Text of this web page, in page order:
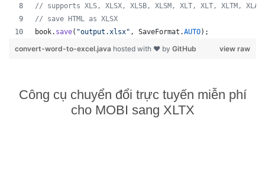
// supports XLS, XLSX, XLSB, XLSM, XLT, XLT, XLTM,
// save HTML as XLSX
book. save( "output.xlsx" , SaveFormat .AUTO);
view raw
convert-word-to-excel.java hosted with ❤ by GitHub
Công cụ chuyển đổi trực tuyến miễn phí
cho MOBI sang XLTX